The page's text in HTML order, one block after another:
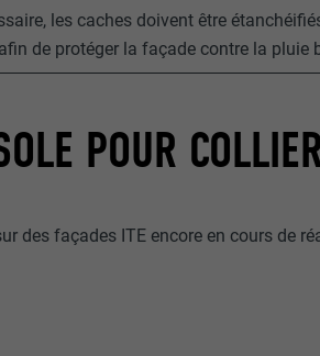
les caches doivent être
de protéger la façade contre la pluie
POUR
des façades ITE encore en cours de